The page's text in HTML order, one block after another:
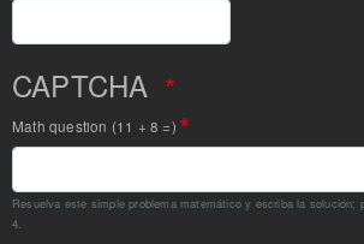
Buscar
CAPTCHA
Math question (11 + 8 =)
Resuelva este simple problema matemático y escriba la solución;
4.